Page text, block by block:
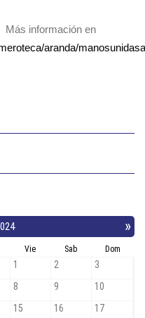
Más información en
aranda/